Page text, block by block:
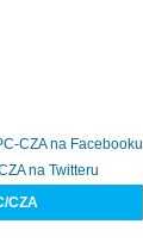
CZA na Facebooku
na Twitteru
CZA